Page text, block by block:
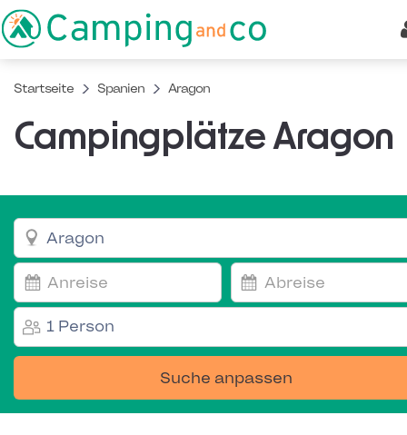
Startseite Spanien Aragon
Campingplätze Aragon
1 Person
Suche anpassen